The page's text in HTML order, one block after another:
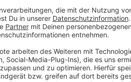
Anzeige
Kreis Borken: 106
Kreis Steinfurt: 94